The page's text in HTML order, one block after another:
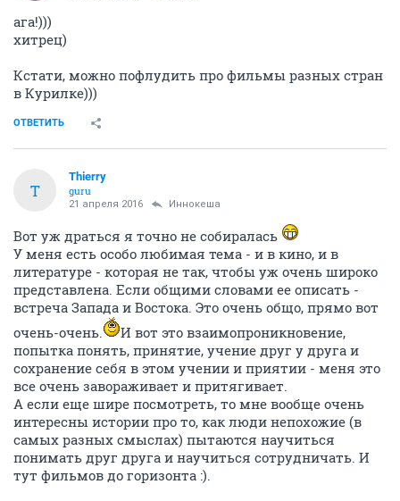
ага!)))
хитрец)
Кстати, можно пофлудить про фильмы разных стран
в Курилке)))
ОТВЕТИТЬ
T
Thierry
guru
21 апреля 2016 Иннокеша
Вот уж драться я точно не собиралась
У меня есть особо любимая тема - и в кино, и в
литературе - которая не так, чтобы уж очень широко
представлена. Если общими словами ее описать -
встреча Запада и Востока. Это очень общо, прямо вот
очень-очень.
И вот это взаимопроникновение,
попытка понять, принятие, учение друг у друга и
сохранение себя в этом учении и приятии - меня это
все очень завораживает и притягивает.
А если еще шире посмотреть, то мне вообще очень
интересны истории про то, как люди непохожие (в
самых разных смыслах) пытаются научиться
понимать друг друга и научиться сотрудничать. И
тут фильмов до горизонта :).